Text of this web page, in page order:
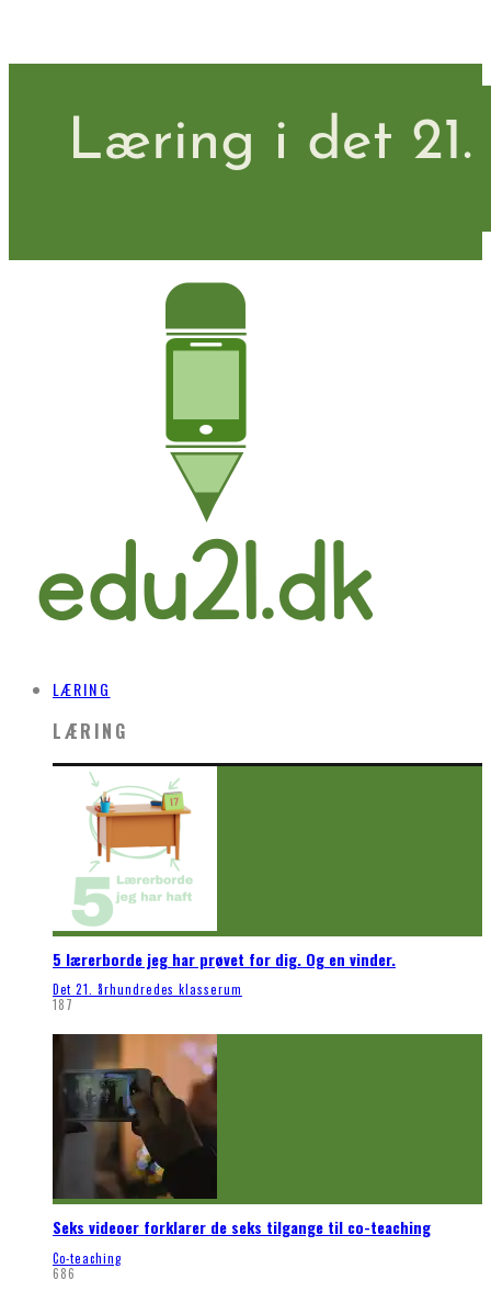
LÆRING
LÆRING
5 lærerborde jeg har prøvet for dig. Og en vinder.
Det 21. århundredes klasserum
187
Seks videoer forklarer de seks tilgange til co-teaching
Co-teaching
686